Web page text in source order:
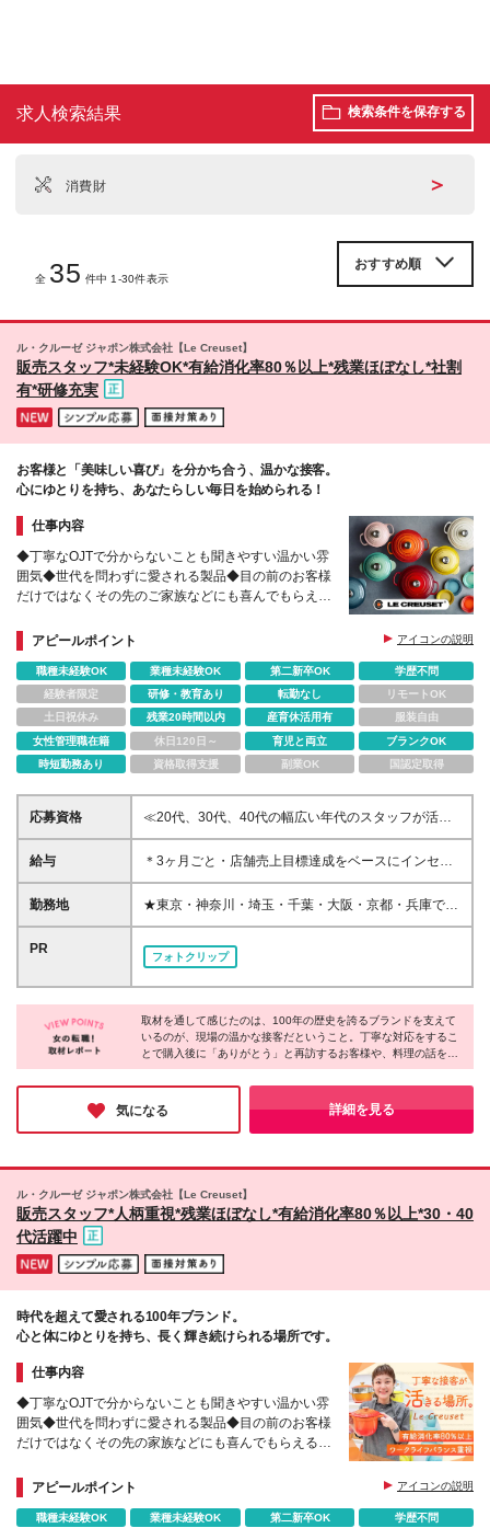
求人検索結果 検索条件を保存する
消費財 ＞
全 35 件中 1-30件表示
ル・クルーゼ ジャポン株式会社【Le Creuset】
販売スタッフ*未経験OK*有給消化率80％以上*残業ほぼなし*社割
有*研修充実
お客様と「美味しい喜び」を分かち合う、温かな接客。
心にゆとりを持ち、あなたらしい毎日を始められる！
仕事内容
◆丁寧なOJTで分からないことも聞きやすい温かい雰
囲気◆世代を問わずに愛される製品◆目の前のお客様
だけではなくその先のご家族などにも喜んでもらえる
アピールポイント
アイコンの説明
職種未経験OK 業種未経験OK 第二新卒OK
学歴不問
経験者限定
研修・教育あり 転勤なし
リモートOK
土日祝休み
残業20時間以内 産育休活用有
服装自由
女性管理職在籍
休日120日～ 育児と両立
ブランクOK
時短勤務あり
資格取得支援 副業OK 国認定取得
応募資格
≪20代、30代、40代の幅広い年代のスタッフが活躍
中≫ ◇学歴不問 ◇未経験OK ≪こんな方はぜひご応募
ください≫ ◇「食」に興味がある方 ◇年齢を重ねて
で働きたい方 ◇流行に左右されない製品を自信をも
って提案したい方
給与
＊3ヶ月ごと・店舗売上目標達成をベースにインセン
ティブ支給あり ＊中には1回あたりの支給で34万円以
上のインセンティブをもらったスタッフも！ 月給23
齢、経験、能力を考慮の上、優遇いたします。待遇条
浅い方も歓迎いたします！ ※残業代は実労働時間に応
じて全額別途支給いたします。
勤務地
★東京・神奈川・埼玉・千葉・大阪・京都・兵庫で採
用強化中！★ ＊勤務地は希望を考慮して決定いたし
ます 【東京】 ◇二子玉川ライズ店 ◇北千住マルイ店
◇南町田グランベリーパークアウトレット店 ◇池袋
東武店 ◇新宿伊勢丹店 ◇松屋銀座店 ◇日本橋三越店
【神奈川】 ◇テラスモール湘南店 ◇ラゾーナ川崎店
◇そごう横浜店 ◇三井アウトレットパーク 横浜ベイ
サイド店 【埼玉】 ◇そごう大宮店 ◇レイクタウン ア
ウトレット店 ◇三井アウトレットパーク入間店 【千
葉】 ◇三井アウトレットパーク 幕張店 ◇三井アウト
レットパーク 木更津店 ◇酒々井プレミアム・アウト
レット店 【栃木】 ◇佐野プレミアム・アウトレット
店 ◇心斎橋大丸店 【京都】 ◇京都大丸店 ◇京都伊勢
丹店 ◇京都高島屋S.C.店 【兵庫】 ◇神戸三田プレミ
リンピア神戸店 【岐阜】 ◇土岐プレミアム・アウト
地
PR
フォトクリップ
取材を通して感じたのは、100年の歴史を誇るブランドを支えて
いるのが、現場の温かな接客だということ。丁寧な対応をするこ
とで購入後に「ありがとう」と再訪するお客様や、料理の話を共
有しに来る方がいるなど、関係が続いていく接客が根付いていま
す。働いていくうちにブランドのファンになるスタッフも多く、
だからこそ心の通う提案ができるのだと実感しました！
気になる 詳細を見る
ル・クルーゼ ジャポン株式会社【Le Creuset】
販売スタッフ*人柄重視*残業ほぼなし*有給消化率80％以上*30・40
代活躍中
時代を超えて愛される100年ブランド。
心と体にゆとりを持ち、長く輝き続けられる場所です。
仕事内容
◆丁寧なOJTで分からないことも聞きやすい温かい雰
囲気◆世代を問わずに愛される製品◆目の前のお客様
だけではなくその先の家族などにも喜んでもらえる充
アピールポイント
アイコンの説明
職種未経験OK 業種未経験OK 第二新卒OK
学歴不問